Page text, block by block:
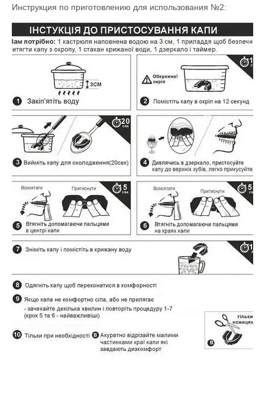
Инструкция по приготовлению для использования №2: